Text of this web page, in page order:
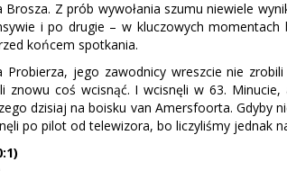
Z prób wywołania szumu niewiele
i po drugie – w kluczowych momentach
końcem spotkania.
Probierza, jego zawodnicy wreszcie nie
znowu coś wcisnąć. I wcisnęli w 63.
dzisiaj na boisku van Amersfoorta. Gdyby
po pilot od telewizora, bo liczyliśmy jednak